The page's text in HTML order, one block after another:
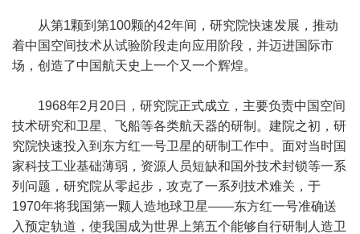
从第1颗到第100颗的42年间，研究院快速发展，推动
着中国空间技术从试验阶段走向应用阶段，并迈进国际市
场，创造了中国航天史上一个又一个辉煌。
1968年2月20日，研究院正式成立，主要负责中国空间
技术研究和卫星、飞船等各类航天器的研制。建院之初，研
究院快速投入到东方红一号卫星的研制工作中。面对当时国
家科技工业基础薄弱，资源人员短缺和国外技术封锁等一系
列问题，研究院从零起步，攻克了一系列技术难关，于
1970年将我国第一颗人造地球卫星——东方红一号准确送
入预定轨道，使我国成为世界上第五个能够自行研制人造卫